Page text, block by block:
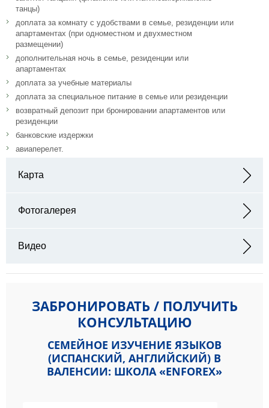
танцы)
доплата за комнату с удобствами в семье, резиденции или
апартаментах (при одноместном и двухместном
размещении)
дополнительная ночь в семье, резиденции или
апартаментах
доплата за учебные материалы
доплата за специальное питание в семье или резиденции
возвратный депозит при бронировании апартаментов или
резиденции
банковские издержки
авиаперелет.
Карта
Фотогалерея
Видео
ЗАБРОНИРОВАТЬ / ПОЛУЧИТЬ
КОНСУЛЬТАЦИЮ
СЕМЕЙНОЕ ИЗУЧЕНИЕ ЯЗЫКОВ
(ИСПАНСКИЙ, АНГЛИЙСКИЙ) В
ВАЛЕНСИИ: ШКОЛА «ENFOREX»